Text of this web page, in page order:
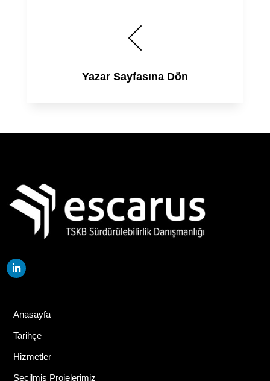
Yazar Sayfasına Dön
Anasayfa
Tarihçe
Hizmetler
Seçilmiş Projelerimiz